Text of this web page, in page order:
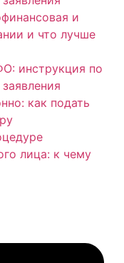
и
и что лучше
инструкция по
как подать
лица: к чему